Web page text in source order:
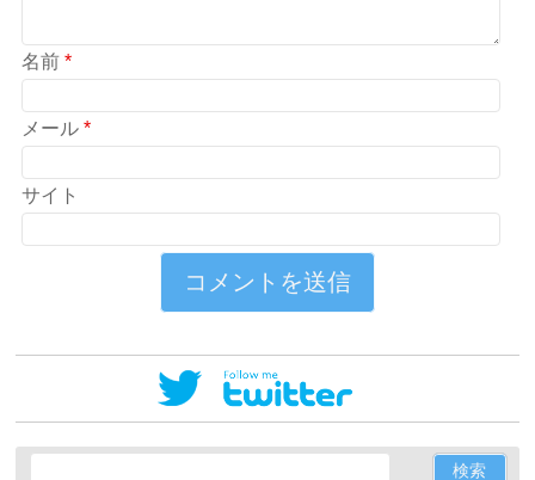
名前*
メール*
サイト